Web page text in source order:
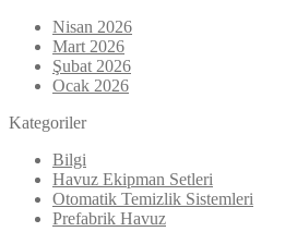
Nisan 2026
Mart 2026
Şubat 2026
Ocak 2026
Kategoriler
Bilgi
Havuz Ekipman Setleri
Otomatik Temizlik Sistemleri
Prefabrik Havuz